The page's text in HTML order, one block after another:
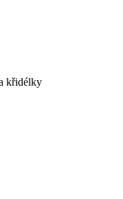
křidélky